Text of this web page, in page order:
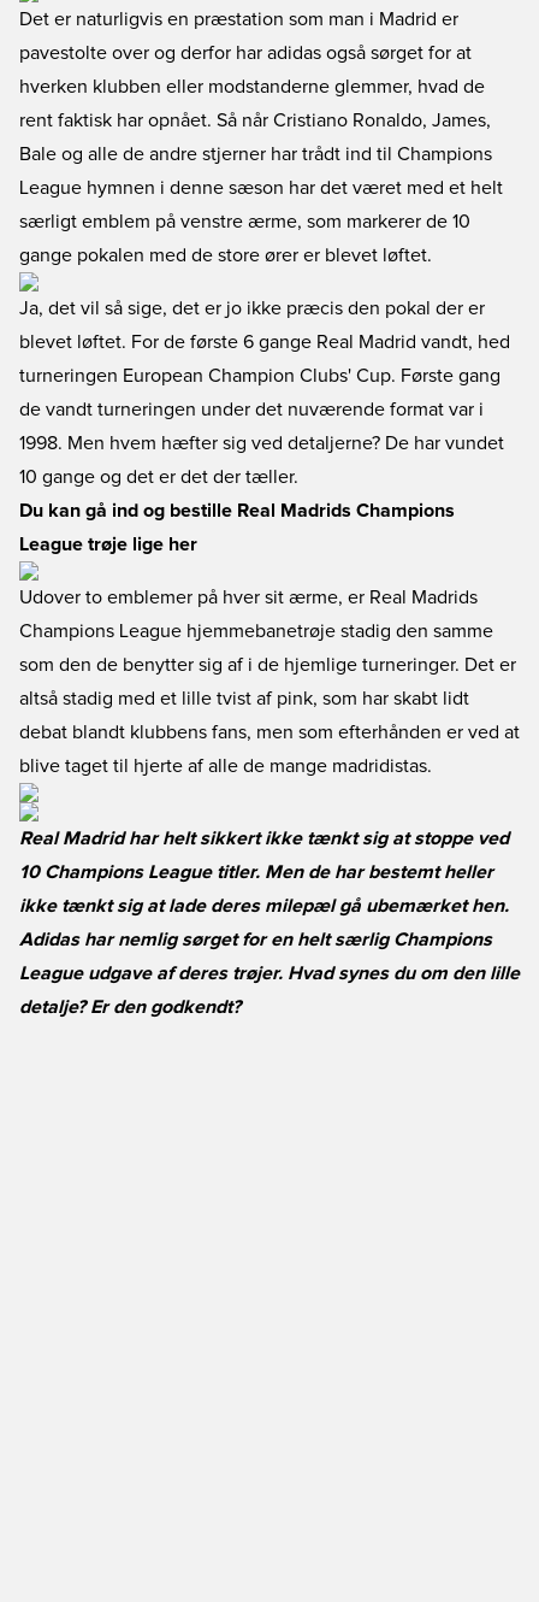
Det er naturligvis en præstation som man i Madrid er
pavestolte over og derfor har adidas også sørget for at
hverken klubben eller modstanderne glemmer, hvad de
rent faktisk har opnået. Så når Cristiano Ronaldo, James,
Bale og alle de andre stjerner har trådt ind til Champions
League hymnen i denne sæson har det været med et helt
særligt emblem på venstre ærme, som markerer de 10
gange pokalen med de store ører er blevet løftet.
Ja, det vil så sige, det er jo ikke præcis den pokal der er
blevet løftet. For de første 6 gange Real Madrid vandt, hed
turneringen European Champion Clubs' Cup. Første gang
de vandt turneringen under det nuværende format var i
1998. Men hvem hæfter sig ved detaljerne? De har vundet
10 gange og det er det der tæller.
Du kan gå ind og bestille Real Madrids Champions
League trøje lige her
Udover to emblemer på hver sit ærme, er Real Madrids
Champions League hjemmebanetrøje stadig den samme
som den de benytter sig af i de hjemlige turneringer. Det er
altså stadig med et lille tvist af pink, som har skabt lidt
debat blandt klubbens fans, men som efterhånden er ved at
blive taget til hjerte af alle de mange madridistas.
Real Madrid har helt sikkert ikke tænkt sig at stoppe ved
10 Champions League titler. Men de har bestemt heller
ikke tænkt sig at lade deres milepæl gå ubemærket hen.
Adidas har nemlig sørget for en helt særlig Champions
League udgave af deres trøjer. Hvad synes du om den lille
detalje? Er den godkendt?